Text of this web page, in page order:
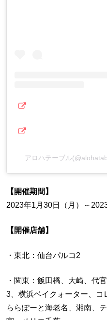
アロハテーブル
【開催期間】
2023年1月30日（月）～
【開催店舗】
・東北：仙台パルコ2
・関東：飯田橋、大崎、代
3、横浜ベイクォーター、コ
ららぽーと海老名、湘南、